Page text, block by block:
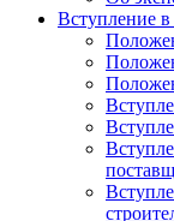
Вступление